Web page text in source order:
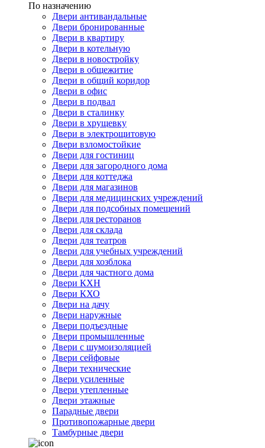
По назначению
Двери антивандальные
Двери бронированные
Двери в квартиру
Двери в котельную
Двери в новостройку
Двери в общежитие
Двери в общий коридор
Двери в офис
Двери в подвал
Двери в сталинку
Двери в хрущевку
Двери в электрощитовую
Двери взломостойкие
Двери для гостиниц
Двери для загородного дома
Двери для коттеджа
Двери для магазинов
Двери для медицинских учреждений
Двери для подсобных помещений
Двери для ресторанов
Двери для склада
Двери для театров
Двери для учебных учреждений
Двери для хозблока
Двери для частного дома
Двери КХН
Двери КХО
Двери на дачу
Двери наружные
Двери подъездные
Двери промышленные
Двери с шумоизоляцией
Двери сейфовые
Двери технические
Двери усиленные
Двери утепленные
Двери этажные
Парадные двери
Противопожарные двери
Тамбурные двери